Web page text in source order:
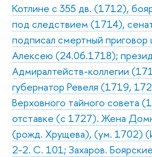
Котлине с 355 дв. (1712),
под следствием (1714),
подписал смертный приговор
Алексею (24.06.1718);
Адмиралтейств-коллегии
губернатор Ревеля (1719,
Верховного тайного совета
отставке (с 1727). Жена
(рожд. Хрущева), (ум. 1702)
2-2. С. 101; Захаров.